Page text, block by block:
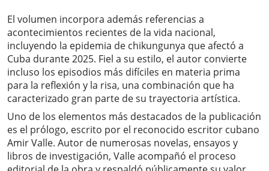
El volumen incorpora además referencias a
acontecimientos recientes de la vida nacional,
incluyendo la epidemia de chikungunya que afectó a
Cuba durante 2025. Fiel a su estilo, el autor convierte
incluso los episodios más difíciles en materia prima
para la reflexión y la risa, una combinación que ha
caracterizado gran parte de su trayectoria artística.
Uno de los elementos más destacados de la publicación
es el prólogo, escrito por el reconocido escritor cubano
Amir Valle. Autor de numerosas novelas, ensayos y
libros de investigación, Valle acompañó el proceso